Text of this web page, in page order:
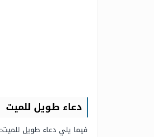
دعاء طويل للميت
فيما يلي دعاء طويل للميت: